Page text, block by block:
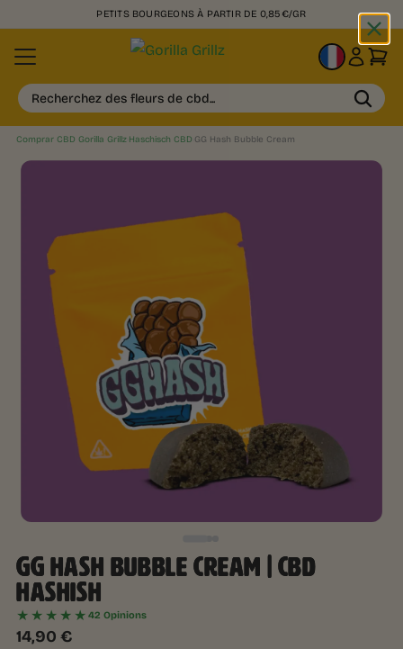
PETITS BOURGEONS À PARTIR DE 0,85€/GR
FR
Recherchez des fleurs de cbd...
Comprar CBD Gorilla Grillz› Haschisch CBD GG Hash Bubble Cream
GG HASH BUBBLE CREAM | CBD
HASHISH
★★★★★42 Opinions
14,90€